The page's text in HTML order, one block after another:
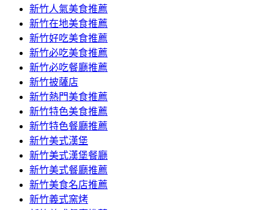
新竹人氣美食推薦
新竹在地美食推薦
新竹好吃美食推薦
新竹必吃美食推薦
新竹必吃餐廳推薦
新竹披薩店
新竹熱門美食推薦
新竹特色美食推薦
新竹特色餐廳推薦
新竹美式漢堡
新竹美式漢堡餐廳
新竹美式餐廳推薦
新竹美食名店推薦
新竹義式窯烤